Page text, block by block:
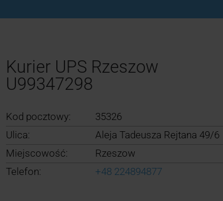
Kurier UPS Rzeszow
U99347298
Kod pocztowy:
35326
Ulica:
Aleja Tadeusza Rejtana 49/6
Miejscowość:
Rzeszow
Telefon:
+48 224894877